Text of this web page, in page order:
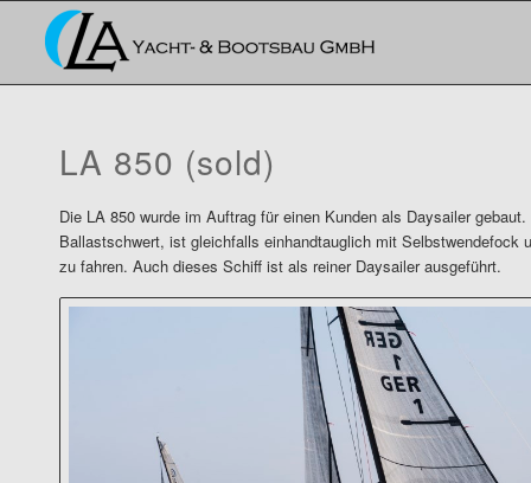
LA 850 (sold)
Die LA 850 wurde im Auftrag für einen Kunden als Daysailer
Ballastschwert, ist gleichfalls einhandtauglich mit Selbstwendefock
zu fahren. Auch dieses Schiff ist als reiner Daysailer ausgeführt.